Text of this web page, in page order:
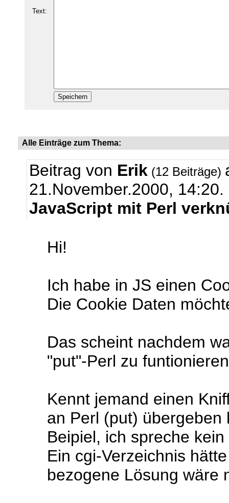
Text:
Alle Einträge zum Thema:
Beitrag von Erik (12 Beiträge)
21.November.2000, 14:20.
JavaScript mit Perl
Hi!
Ich habe in JS einen
Die Cookie Daten
Das scheint nachdem
"put"-Perl zu
Kennt jemand einen
an Perl (put)
Beipiel, ich spreche kein
Ein cgi-Verzeichnis
bezogene Lösung wäre